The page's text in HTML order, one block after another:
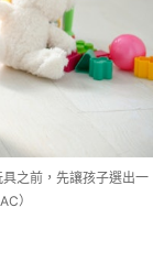
之前，先讓孩子選出一
）